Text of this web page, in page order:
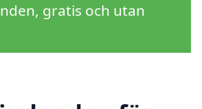
gratis och utan